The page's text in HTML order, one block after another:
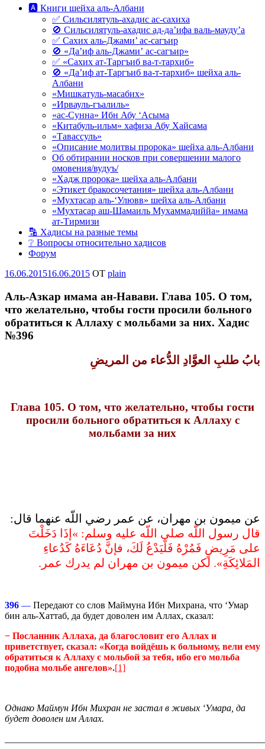
🅰 Книги шейха аль-Албани
✅ Сильсилятуль-ахадис ас-сахиха
🚫 Сильсилятуль-ахадис ад-да’ифа валь-мауду’а
✅ Сахих аль-Джами’ ас-сагъир
🚫 «Да’иф аль-Джами’ ас-сагъир»
✅ «Сахих ат-Таргъиб ва-т-тархиб»
🚫 «Да’иф ат-Таргъиб ва-т-тархиб» шейха аль-
Албани
«Мишкатуль-масабих»
«Ирвауль-гъалиль»
«ас-Сунна» Ибн Абу ‘Асыма
«Китабуль-ильм» хафиза Абу Хайсама
«Тавассуль»
«Описание молитвы пророка» шейха аль-Албани
Об обтирании носков при совершении малого
омовения/вудуъ/
«Хадж пророка» шейха аль-Албани
«Этикет бракосочетания» шейха аль-Албани
«Мухтасар аль-‘Улювв» шейха аль-Албани
«Мухтасар аш-Шамаиль Мухаммадиййа» имама
ат-Тирмизи
🔡 Хадисы на разные темы
❔ Вопросы относительно хадисов
Форум
Опубликовано
16.06.201516.06.2015 OT plain
Аль-Азкар имама ан-Навави. Глава 105. О том,
что желательно, чтобы гости просили больного
обратиться к Аллаху с мольбами за них. Хадис
№396
بابُ طلبِ العوَّادِ الدُّعاء من المريضِ
Глава 105. О том, что желательно, чтобы гости
просили больного обратиться к Аллаху с
мольбами за них
عن ميمون بن مهران، عن عمر رضي اللّه عنهما قال‏:‏
قال رسول اللّه صلى اللّه عليه وسلم‏:‏ ‏»‏إذَا دَخَلْتَ
على مَرِيضٍ فَمُرْهُ فَلْيَدْعُ لَكَ، فإنَّ دُعَاءَهُ كَدُعاءِ
المَلائِكَةِ‏»‏‏.‏ لكن ميمون بن مهران لم يدرك عمر‏.‏
396 — Передают со слов Маймуна Ибн Михрана, что ‘Умар
бин аль-Хаттаб, да будет доволен им Аллах, сказал:
− Посланник Аллаха, да благословит его Аллах и
приветствует, сказал: «Когда войдёшь к больному, вели ему
обратиться к Аллаху с мольбой за тебя, ибо его мольба
подобна мольбе ангелов».[1]
Однако Маймун Ибн Михран не застал в живых ‘Умара, да
будет доволен им Аллах.